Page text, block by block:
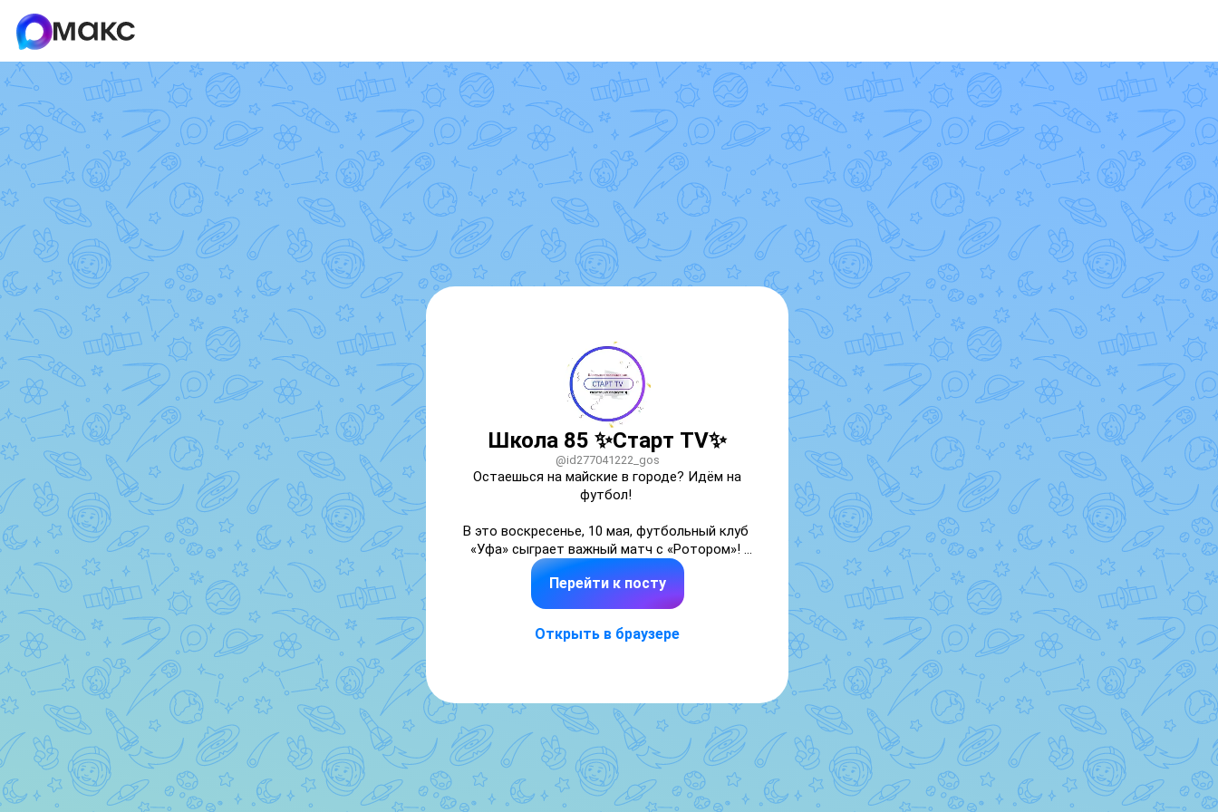
Школа 85 ✨️Старт TV✨️
@id277041222_gos
Остаешься на майские в городе? Идём на
футбол!
В это воскресенье, 10 мая, футбольный клуб
«Уфа» сыграет важный матч с «Ротором»!
Давайте поддержим нашу любимую
команду! Начало игры – в 12:00. Стадион
откроется в 11:00, для болельщиков будут
90%! Не забудьте показать студенческий!
Перейти к посту
Открыть в браузере